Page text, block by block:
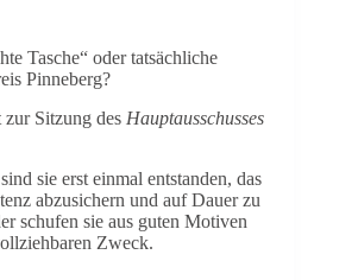
Tasche“ oder tatsächliche
Pinneberg?
Sitzung des Hauptausschusses
sie erst einmal entstanden, das
abzusichern und auf Dauer zu
schufen sie aus guten Motiven
Zweck.